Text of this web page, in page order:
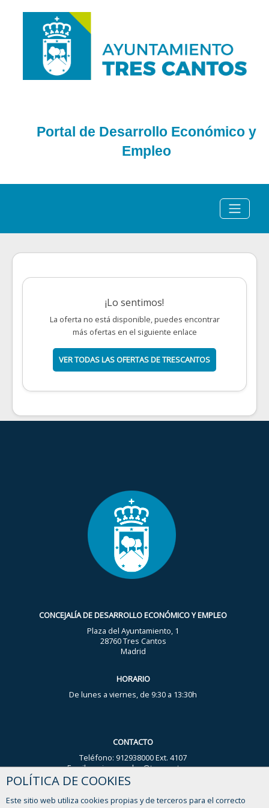
Portal de Desarrollo Económico y
Empleo
¡Lo sentimos!
La oferta no está disponible, puedes encontrar
más ofertas en el siguiente enlace
VER TODAS LAS OFERTAS DE TRESCANTOS
CONCEJALÍA DE DESARROLLO ECONÓMICO Y EMPLEO
Plaza del Ayuntamiento, 1
28760 Tres Cantos
Madrid
HORARIO
De lunes a viernes, de 9:30 a 13:30h
CONTACTO
Teléfono: 912938000 Ext. 4107
Email: nuria.gonzalez@trescantos.es
WhatsApp Ayuntamiento: 644 59 44 93
POLÍTICA DE COOKIES
Este sitio web utiliza cookies propias y de terceros para el correcto